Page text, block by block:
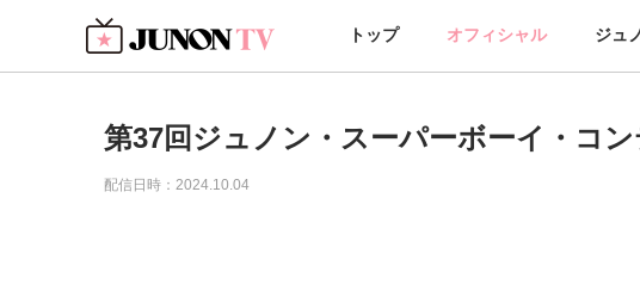
トップ オフィシャル ジュ
配信日時：2024.10.04
第37回ジュノン・スーパーボーイ・コ